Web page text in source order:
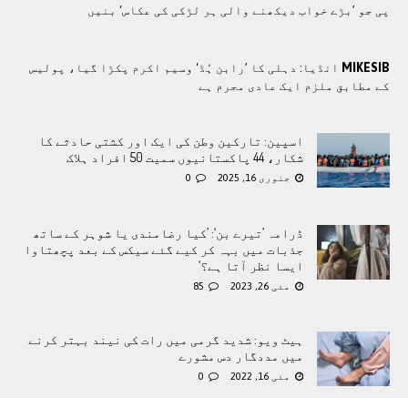
پی جو ’بڑے خواب دیکھنے والی ہر لڑکی کی عکاس‘ بنیں
MIKESIB انڈیا: دہلی کا ’رابن ہُڈ‘ وسیم اکرم پکڑا گیا، پولیس
کے مطابق ملزم ایک عادی مجرم ہے
اسپین: تارکین وطن کی ایک اور کشتی حادثے کا
شکار، 44 پاکستانیوں سمیت 50 افراد ہلاک
جنوری 16, 2025 0
ڈرامہ ’تیرے بن‘: ’کیا رضامندی یا شوہر کے ساتھ
جذبات میں بہہ کر کیے گئے سیکس کے بعد پچھتاوا
ایسا نظر آتا ہے؟‘
مئی 26, 2023 85
ہیٹ ویو: شدید گرمی میں رات کی نیند بہتر کرنے
میں مددگار دس مشورے
مئی 16, 2022 0